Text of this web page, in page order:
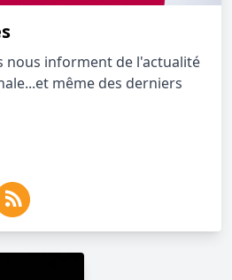
nous informent de l'actualité
même des derniers